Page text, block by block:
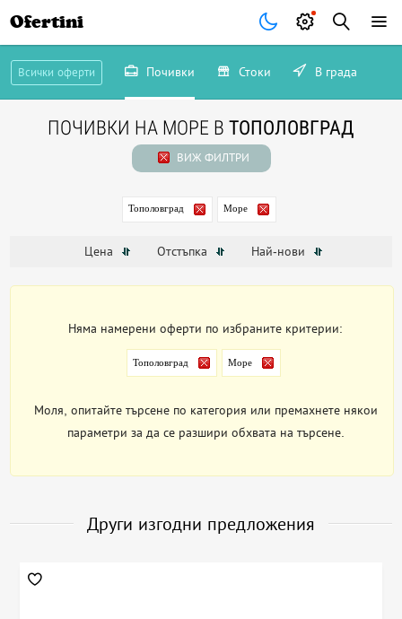
Ofertini
Всички оферти Почивки Стоки В града
ПОЧИВКИ НА МОРЕ В ТОПОЛОВГРАД
ВИЖ ФИЛТРИ
Тополовград Море
Цена Отстъпка Най-нови
Няма намерени оферти по избраните критерии:
Тополовград Море
Моля, опитайте търсене по категория или премахнете някои
параметри за да се разшири обхвата на търсене.
Други изгодни предложения